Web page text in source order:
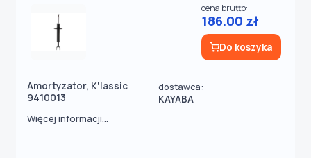
Amortyzator, K'lassic
9410013
dostawca:
KAYABA
cena brutto:
186.00 zł
Do koszyka
Więcej informacji...